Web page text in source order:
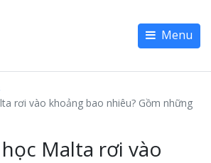
Menu
rơi vào khoảng bao nhiêu? Gồm những
Malta rơi vào